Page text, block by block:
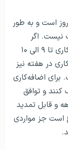
۶ تا ۸ ساعت در روز است و به طور
و کمتر از ۳ ساعت نیست. اگر
تعداد روزهای کاری کاهش پیدا کند، ساعت کاری تا ۹ الی ۱۰
در هفته نیز
ساعت نیست. برای اضافه‌کاری
کنند و توافق
باشند. توافق کتبی معمولاً ۶ ماهه و قابل تمدید
است جز مواردی